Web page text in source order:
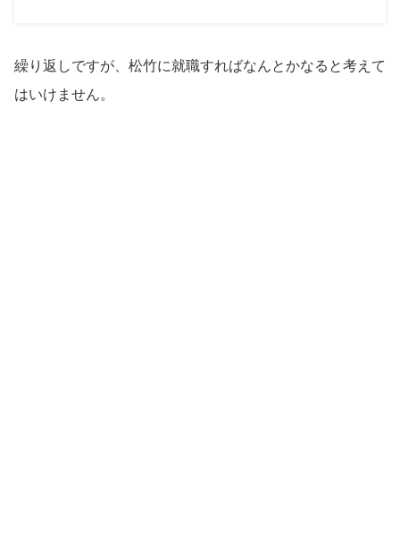
繰り返しですが、松竹に就職すればなんとかなると考えて
はいけません。